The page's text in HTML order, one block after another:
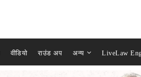
वीडियो राउंड अप अन्य LiveLaw